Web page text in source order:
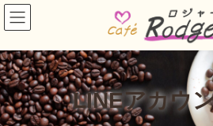
コ
ン
テ
ン
ツ
へ
ス
キ
ッ
ナ
ビ
ゲ
ー
シ
ョ
ン
に
移
LINEアカウ